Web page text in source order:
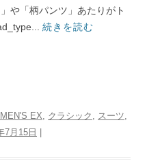
や「柄パンツ」あたりがト
続きを読む
MEN'S EX, クラシック , スーツ,
7月15日